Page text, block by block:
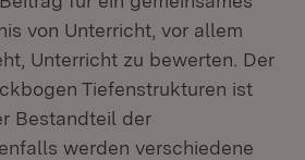
von Unterricht, vor allem
Unterricht zu bewerten. Der
Tiefenstrukturen ist
Bestandteil der
werden verschiedene